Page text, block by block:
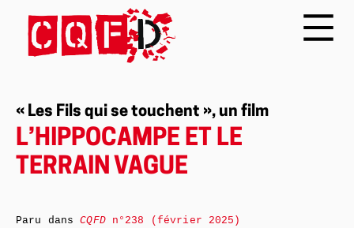
« Les Fils qui se touchent », un film
L’HIPPOCAMPE ET LE
TERRAIN VAGUE
Paru dansCQFDn°238 (février 2025)